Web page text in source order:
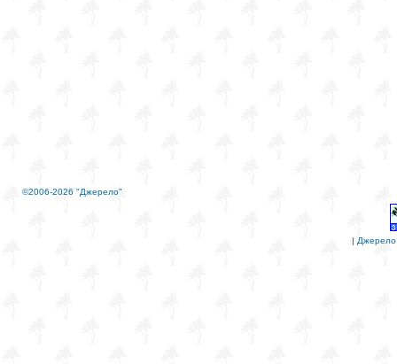
©2006-2026 "Джерело"
| Джерело